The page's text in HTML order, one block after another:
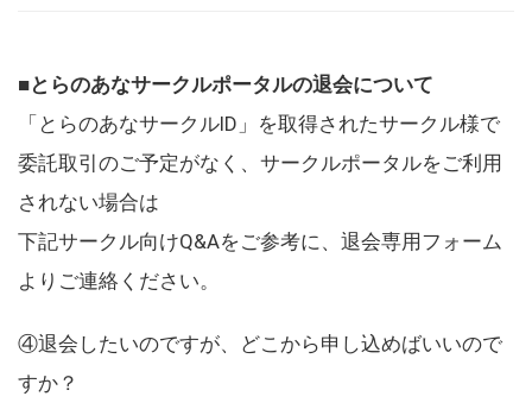
■とらのあなサークルポータルの退会について
「とらのあなサークルID」を取得されたサークル様で
委託取引のご予定がなく、サークルポータルをご利用
されない場合は
下記サークル向けQ&Aをご参考に、退会専用フォーム
よりご連絡ください。
④退会したいのですが、どこから申し込めばいいので
すか？